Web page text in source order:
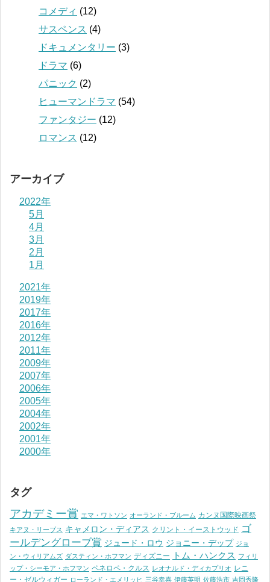
コメディ (12)
サスペンス (4)
ドキュメンタリー (3)
ドラマ (6)
パニック (2)
ヒューマンドラマ (54)
ファンタジー (12)
ロマンス (12)
アーカイブ
2022年
5月
4月
3月
2月
1月
2021年
2019年
2017年
2016年
2012年
2011年
2009年
2007年
2006年
2005年
2004年
2002年
2001年
2000年
タグ
アカデミー賞 エマ・ワトソン オーランド・ブルーム カンヌ国際映画祭
キアヌ・リーブス キャメロン・ディアス クリント・イーストウッド ゴ
ールデングローブ賞 ジュード・ロウ ジョニー・デップ ジョ
ン・ウィリアムズ ダスティン・ホフマン ディズニー トム・ハンクス フィリ
ップ・シーモア・ホフマン ペネロペ・クルス レオナルド・ディカプリオ レニ
ー・ゼルウィガー ローランド・エメリッヒ 三谷幸喜 伊藤英明 佐藤浩市 吉岡秀隆